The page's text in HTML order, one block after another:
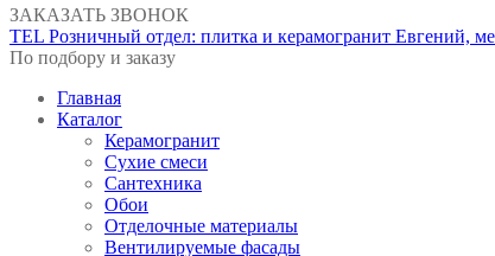
ЗАКАЗАТЬ ЗВОНОК
TEL Розничный отдел: плитка и керамогранит Евгений,
По подбору и заказу
Главная
Каталог
Керамогранит
Сухие смеси
Сантехника
Обои
Отделочные материалы
Вентилируемые фасады